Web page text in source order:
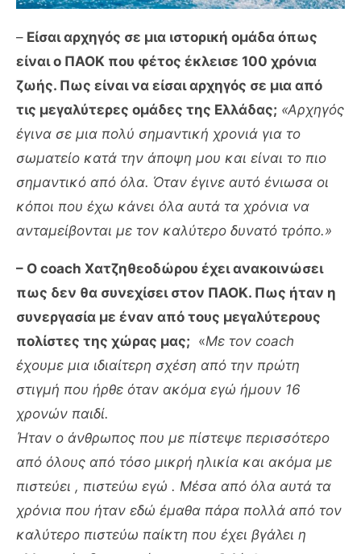
– Είσαι αρχηγός σε μια ιστορική ομάδα όπως
είναι ο ΠΑΟΚ που φέτος έκλεισε 100 χρόνια
ζωής. Πως είναι να είσαι αρχηγός σε μια από
τις μεγαλύτερες ομάδες της Ελλάδας; «Αρχηγός
έγινα σε μια πολύ σημαντική χρονιά για το
σωματείο κατά την άποψη μου και είναι το πιο
σημαντικό από όλα. Όταν έγινε αυτό ένιωσα οι
κόποι που έχω κάνει όλα αυτά τα χρόνια να
ανταμείβονται με τον καλύτερο δυνατό τρόπο.»
– Ο coach Χατζηθεοδώρου έχει ανακοινώσει
πως δεν θα συνεχίσει στον ΠΑΟΚ. Πως ήταν η
συνεργασία με έναν από τους μεγαλύτερους
πολίστες της χώρας μας; «Με τον coach
έχουμε μια ιδιαίτερη σχέση από την πρώτη
στιγμή που ήρθε όταν ακόμα εγώ ήμουν 16
χρονών παιδί.
Ήταν ο άνθρωπος που με πίστεψε περισσότερο
από όλους από τόσο μικρή ηλικία και ακόμα με
πιστεύει , πιστεύω εγώ . Μέσα από όλα αυτά τα
χρόνια που ήταν εδώ έμαθα πάρα πολλά από τον
καλύτερο πιστεύω παίκτη που έχει βγάλει η